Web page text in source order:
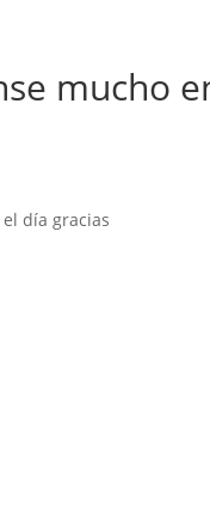
mucho
día gracias